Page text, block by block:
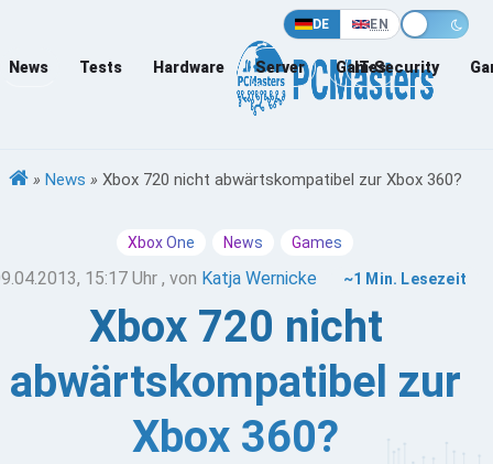
DE EN
News Tests Hardware Server Games
IT-Security
» News » Xbox 720 nicht abwärtskompatibel zur Xbox 360?
Xbox One News Games
15:17 Uhr , von Katja Wernicke ~1 Min. Lesezeit
Xbox 720 nicht
abwärtskompatibel zur
Xbox 360?